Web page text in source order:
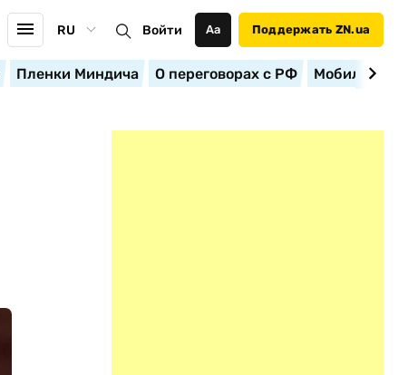
RU Войти Аа Поддержать ZN.ua
Пленки Миндича О переговорах с РФ